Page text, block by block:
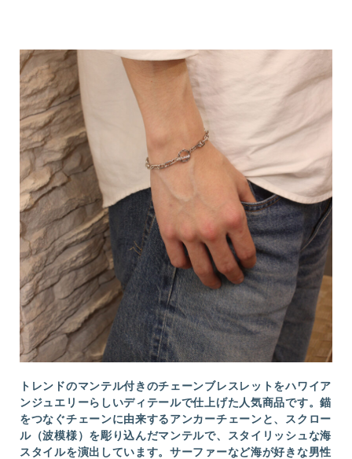
トレンドのマンテル付きのチェーンブレスレットをハワイア
ンジュエリーらしいディテールで仕上げた人気商品です。錨
をつなぐチェーンに由来するアンカーチェーンと、スクロー
ル（波模様）を彫り込んだマンテルで、スタイリッシュな海
スタイルを演出しています。サーファーなど海が好きな男性